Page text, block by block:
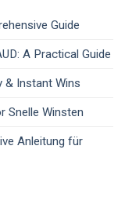
Guide
A Practical Guide
& Instant Wins
Snelle Winsten
Anleitung für